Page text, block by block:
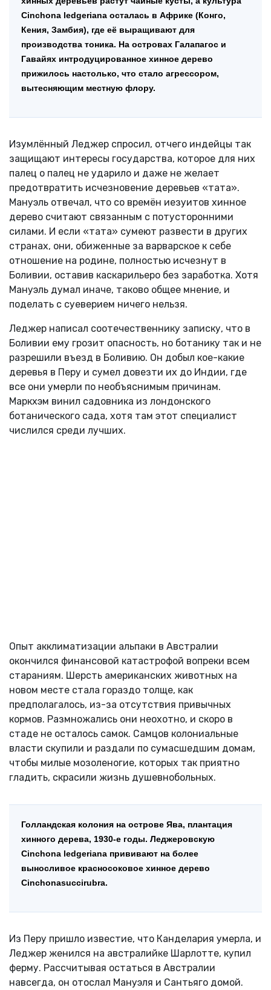
Cinchona ledgeriana осталась в Африке (Конго,
Кения, Замбия), где её выращивают для
производства тоника. На островах Галапагос и
Гавайях интродуцированное хинное дерево
прижилось настолько, что стало агрессором,
вытесняющим местную флору.
Изумлённый Леджер спросил, отчего индейцы так
защищают интересы государства, которое для них
палец о палец не ударило и даже не желает
предотвратить исчезновение деревьев «тата».
Мануэль отвечал, что со времён иезуитов хинное
дерево считают связанным с потусторонними
силами. И если «тата» сумеют развести в других
странах, они, обиженные за варварское к себе
отношение на родине, полностью исчезнут в
Боливии, оставив каскарильеро без заработка. Хотя
Мануэль думал иначе, таково общее мнение, и
поделать с суеверием ничего нельзя.
Леджер написал соотечественнику записку, что в
Боливии ему грозит опасность, но ботанику так и не
разрешили въезд в Боливию. Он добыл кое-какие
деревья в Перу и сумел довезти их до Индии, где
все они умерли по необъяснимым причинам.
Маркхэм винил садовника из лондонского
ботанического сада, хотя там этот специалист
числился среди лучших.
Опыт акклиматизации альпаки в Австралии
окончился финансовой катастрофой вопреки всем
стараниям. Шерсть американских животных на
новом месте стала гораздо толще, как
предполагалось, из-за отсутствия привычных
кормов. Размножались они неохотно, и скоро в
стаде не осталось самок. Самцов колониальные
власти скупили и раздали по сумасшедшим домам,
чтобы милые мозоленогие, которых так приятно
гладить, скрасили жизнь душевнобольных.
Голландская колония на острове Ява, плантация
хинного дерева, 1930-е годы. Леджеровскую
Cinchona ledgeriana прививают на более
выносливое красносоковое хинное дерево
Cinchonasuccirubra.
Из Перу пришло известие, что Канделария умерла, и
Леджер женился на австралийке Шарлотте, купил
ферму. Рассчитывая остаться в Австралии
навсегда, он отослал Мануэля и Сантьяго домой.